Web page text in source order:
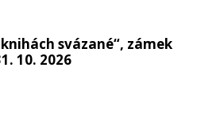
svázané“, zámek
10. 2026